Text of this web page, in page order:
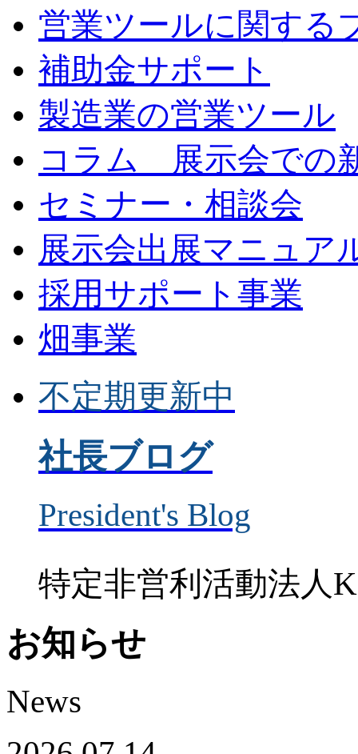
営業ツールに関する
補助金サポート
製造業の営業ツール
コラム 展示会での
セミナー・相談会
展示会出展マニュア
採用サポート事業
畑事業
不定期更新中
社長ブログ
President's Blog
特定非営利活動法人
お知らせ
News